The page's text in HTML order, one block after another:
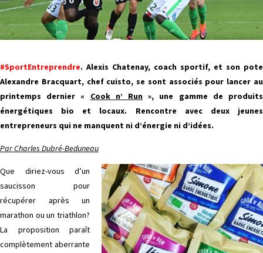
#SportEntreprendre. Alexis Chatenay, coach sportif, et son pote
Alexandre Bracquart, chef cuisto, se sont associés pour lancer au
printemps dernier « Cook n’ Run », une gamme de produits
énergétiques bio et locaux. Rencontre avec deux jeunes
entrepreneurs qui ne manquent ni d’énergie ni d’idées.
Par Charles Dubré-Beduneau
Que diriez-vous d’un
saucisson pour
récupérer après un
marathon ou un triathlon?
La proposition paraît
complètement aberrante